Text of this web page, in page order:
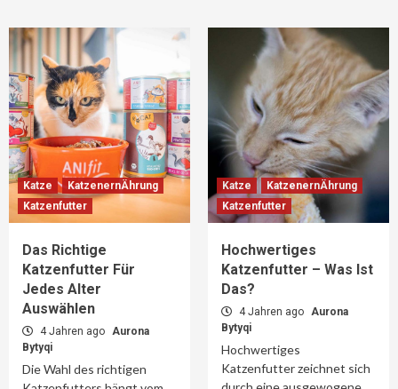
Katze
KatzenernÄhrung
Katzenfutter
Das Richtige
Katzenfutter Für
Jedes Alter
Auswählen
4 Jahren ago Aurona
Bytyqi
Die Wahl des richtigen
Katze
KatzenernÄhrung
Katzenfutter
Hochwertiges
Katzenfutter – Was Ist
Das?
4 Jahren ago Aurona
Bytyqi
Hochwertiges
Katzenfutter zeichnet sich